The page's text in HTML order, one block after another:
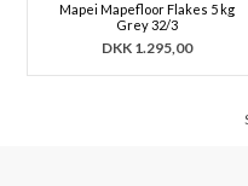
Mapei Mapefloor Flakes 5 kg
Grey 32/3
DKK 1.295,00